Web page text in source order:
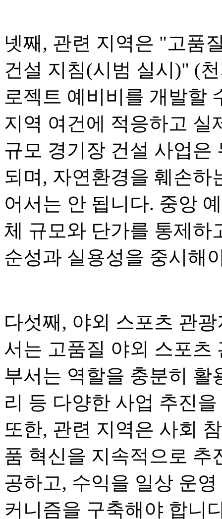
넷째, 관련 지역은 "고품
건설 지침(시범 실시)" (
로젝트 예비비를 개발할
지역 여건에 적응하고 실
규모 경기장 건설 사업은
되며, 자연환경을 훼손하
어서는 안 됩니다. 중앙
체 규모와 단가를 통제하
순성과 실용성을 중시해
다섯째, 야외 스포츠 관
서는 고품질 야외 스포츠
부서는 역할을 충분히 활
리 등 다양한 사업 추진
또한, 관련 지역은 사회
품 혁신을 지속적으로 추
공하고, 수익을 일상 운
커니즘을 구축해야 합니